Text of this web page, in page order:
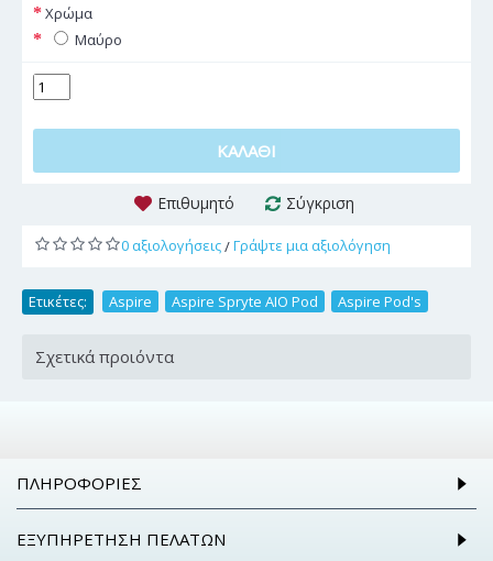
Χρώμα
Μαύρο
ΚΑΛΆΘΙ
Επιθυμητό Σύγκριση
0 αξιολογήσεις/Γράψτε μια αξιολόγηση
Ετικέτες: Aspire Aspire Spryte AIO Pod Aspire Pod's
Σχετικά προιόντα
ΠΛΗΡΟΦΟΡΊΕΣ
ΕΞΥΠΗΡΈΤΗΣΗ ΠΕΛΑΤΏΝ